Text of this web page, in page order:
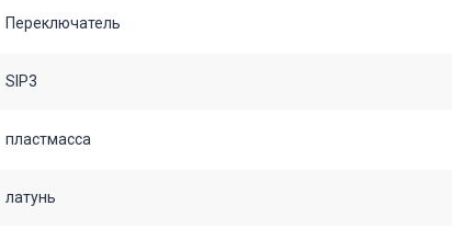
Переключатель
SIP3
пластмасса
латунь